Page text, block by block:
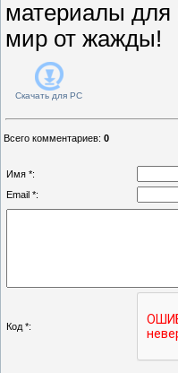
материалы для
мир от жажды!
Скачать для PC
Всего комментариев: 0
Имя *:
Email *:
Код *: